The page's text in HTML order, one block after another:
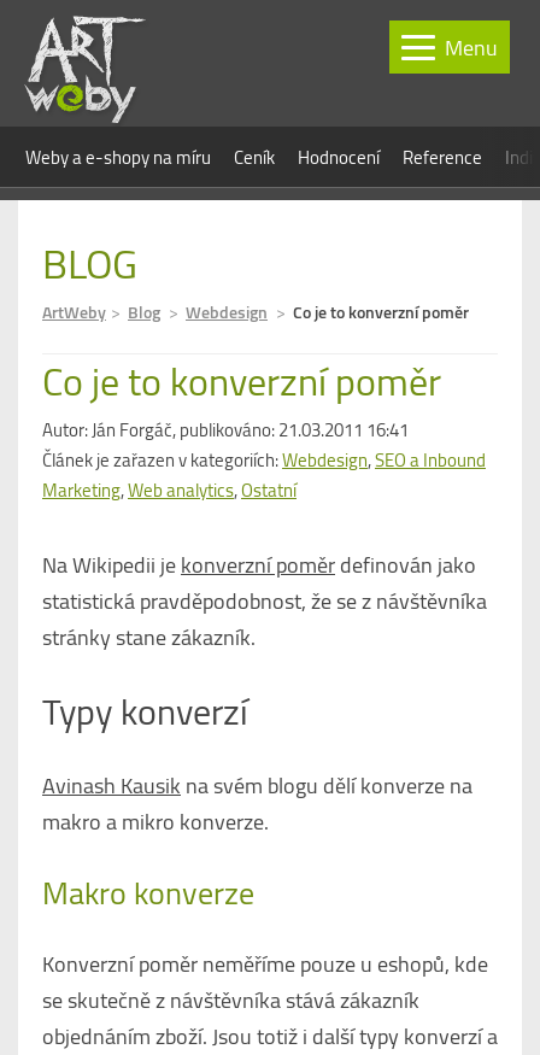
Menu
Weby a e-shopy na míru Ceník Hodnocení Reference
BLOG
ArtWeby Blog Webdesign Co je to konverzní poměr
Co je to konverzní poměr
Autor:Ján Forgáč, publikováno: 21.03.2011 16:41
Článek je zařazen v kategoriích:Webdesign,SEO a Inbound
Marketing,Web analytics,Ostatní
Na Wikipedii jekonverzní poměrdefinován jako
statistická pravděpodobnost, že se z návštěvníka
stránky stane zákazník.
Typy konverzí
Avinash Kausik na svém blogu dělí konverze na
makro a mikro konverze.
Makro konverze
Konverzní poměr neměříme pouze u eshopů, kde
se skutečně z návštěvníka stává zákazník
objednáním zboží. Jsou totiž i další typy konverzí a